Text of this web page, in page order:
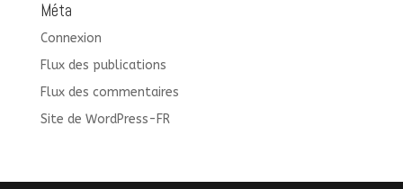
Méta
Connexion
Flux des publications
Flux des commentaires
Site de WordPress-FR